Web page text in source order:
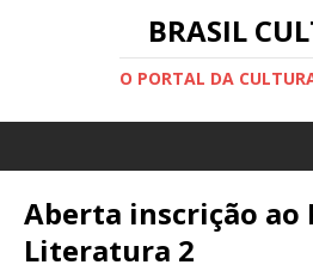
BRASIL
O PORTAL DA
Aberta inscrição ao
Literatura 2